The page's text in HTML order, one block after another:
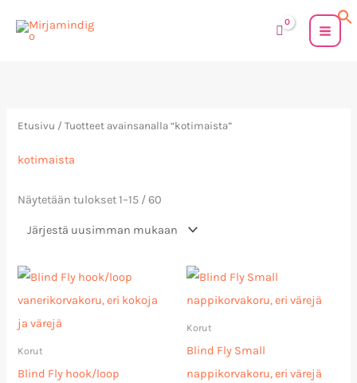
sisältöön
Etusivu / Tuotteet avainsanalla “kotimaista”
kotimaista
Näytetään tulokset 1–15 / 60
Korut
Blind Fly hook/loop
Hintaluokka:
20,00 €
-
Korut
Blind Fly Small
nappikorvakoru, eri värejä